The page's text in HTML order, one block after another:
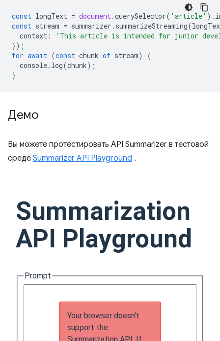
const longText = document.querySelector( 'article' ).
const stream = summarizer . summarizeStreaming(
context :
'This article is intended for junior
});
for await (const chunk of stream)
{
console. log(chunk);
}
Демо
Вы можете протестировать API Summarizer в тестовой
среде Summarizer API Playground .